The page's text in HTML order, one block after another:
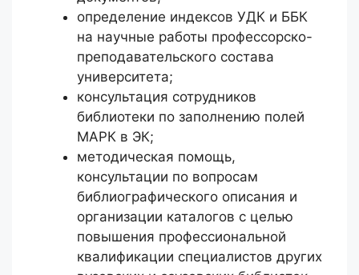
определение индексов УДК и ББК
на научные работы профессорско-
преподавательского состава
университета;
консультация сотрудников
библиотеки по заполнению полей
МАРК в ЭК;
методическая помощь,
консультации по вопросам
библиографического описания и
организации каталогов с целью
повышения профессиональной
квалификации специалистов других